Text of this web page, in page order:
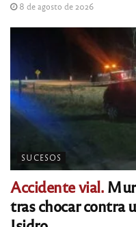
8 de agosto de 2026
SUCESOS
Accidente vial.
tras chocar contra